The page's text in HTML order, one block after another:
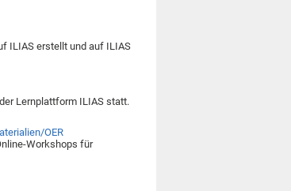
ILIAS erstellt und auf ILIAS
Lernplattform ILIAS statt.
OER
Workshops für